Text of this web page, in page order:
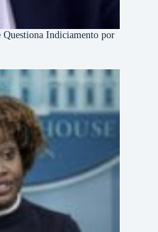
Questiona Indiciamento por